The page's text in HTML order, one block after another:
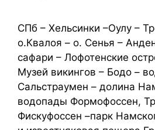
СПб – Хельсинки –Оулу –
о.Квалоя – о. Сенья –
сафари – Лофотенские
Музей викингов – Бодо –
Сальстраумен – долина
водопады Формофоссен,
Фискуфоссен –парк